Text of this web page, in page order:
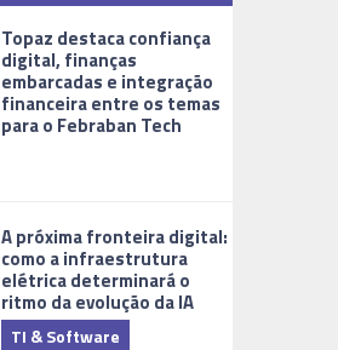
Topaz destaca confiança
digital, finanças
embarcadas e integração
financeira entre os temas
para o Febraban Tech
A próxima fronteira digital:
como a infraestrutura
elétrica determinará o
ritmo da evolução da IA
TI & Software